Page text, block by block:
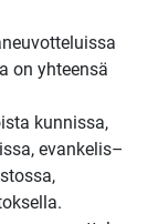
on yhteensä
kunnissa,
evankelis–